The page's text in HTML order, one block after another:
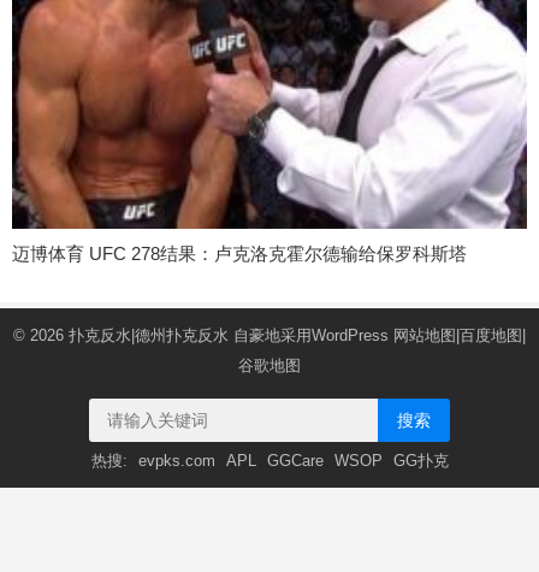
迈博体育 UFC 278结果：卢克洛克霍尔德输给保罗科斯塔
© 2026 扑克反水|德州扑克反水 自豪地采用WordPress 网站地图 百度地图
谷歌地图
搜索
热搜: evpks.com APL GGCare WSOP GG扑克